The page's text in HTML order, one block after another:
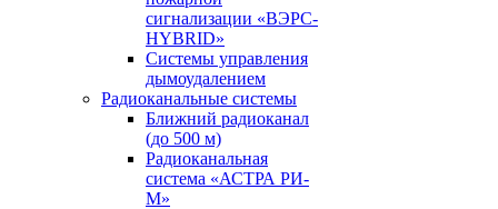
сигнализации «ВЭРС-
HYBRID»
Системы управления
дымоудалением
Радиоканальные системы
Ближний радиоканал
(до 500 м)
Радиоканальная
система «АСТРА РИ-
М»